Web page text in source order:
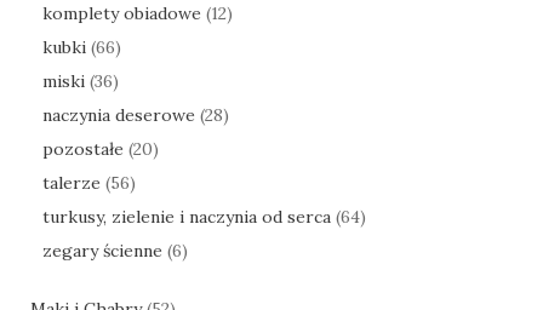
komplety obiadowe (12)
kubki (66)
miski (36)
naczynia deserowe (28)
pozostałe (20)
talerze (56)
turkusy, zielenie i naczynia od serca (64)
zegary ścienne (6)